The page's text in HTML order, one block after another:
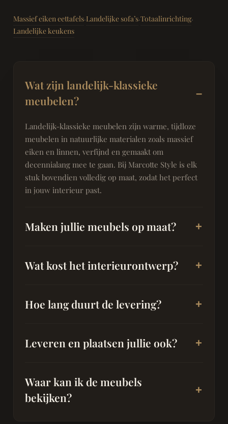
Massief eiken eettafels·Landelijke sofa’s·Totaalinrichting·
Landelijke keukens
Wat zijn landelijk-klassieke
meubelen?
Landelijk-klassieke meubelen zijn warme, tijdloze
meubelen in natuurlijke materialen zoals massief
eiken en linnen, verfijnd en gemaakt om
decennialang mee te gaan. Bij Marcotte Style is elk
stuk bovendien volledig op maat, zodat het perfect
in jouw interieur past.
Maken jullie meubels op maat?
Wat kost het interieurontwerp?
Hoe lang duurt de levering?
Leveren en plaatsen jullie ook?
Waar kan ik de meubels
bekijken?